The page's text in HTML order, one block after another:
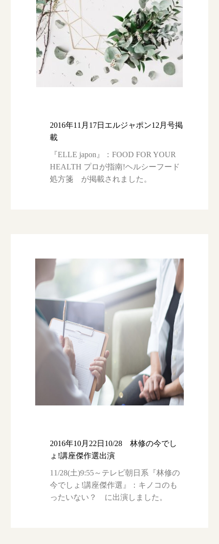
2016年11月17日エルジャポン12月号掲
載
『ELLE japon』：FOOD FOR YOUR
HEALTH プロが指南!ヘルシーフード
処方箋 が掲載されました。
2016年10月22日10/28 林修の今でし
ょ!講座傑作選出演
11/28(土)9:55～テレビ朝日系『林修の
今でしょ!講座傑作選』：キノコのも
ったいない？ に出演しました。